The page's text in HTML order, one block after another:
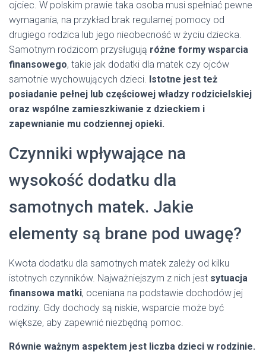
ojciec. W polskim prawie taka osoba musi spełniać pewne
wymagania, na przykład brak regularnej pomocy od
drugiego rodzica lub jego nieobecność w życiu dziecka.
Samotnym rodzicom przysługują różne formy wsparcia
finansowego, takie jak dodatki dla matek czy ojców
samotnie wychowujących dzieci. Istotne jest też
posiadanie pełnej lub częściowej władzy rodzicielskiej
oraz wspólne zamieszkiwanie z dzieckiem i
zapewnianie mu codziennej opieki.
Czynniki wpływające na
wysokość dodatku dla
samotnych matek. Jakie
elementy są brane pod uwagę?
Kwota dodatku dla samotnych matek zależy od kilku
istotnych czynników. Najważniejszym z nich jest sytuacja
finansowa matki, oceniana na podstawie dochodów jej
rodziny. Gdy dochody są niskie, wsparcie może być
większe, aby zapewnić niezbędną pomoc.
Równie ważnym aspektem jest liczba dzieci w rodzinie.